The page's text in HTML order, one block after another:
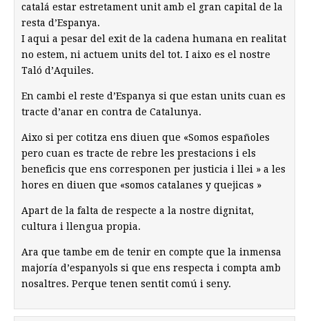
catalá estar estretament unit amb el gran capital de la
resta d’Espanya.
I aqui a pesar del exit de la cadena humana en realitat
no estem, ni actuem units del tot. I aixo es el nostre
Taló d’Aquiles.
En cambi el reste d’Espanya si que estan units cuan es
tracte d’anar en contra de Catalunya.
Aixo si per cotitza ens diuen que «Somos españoles
pero cuan es tracte de rebre les prestacions i els
beneficis que ens corresponen per justicia i llei » a les
hores en diuen que «somos catalanes y quejicas »
Apart de la falta de respecte a la nostre dignitat,
cultura i llengua propia.
Ara que tambe em de tenir en compte que la inmensa
majoría d’espanyols si que ens respecta i compta amb
nosaltres. Perque tenen sentit comú i seny.